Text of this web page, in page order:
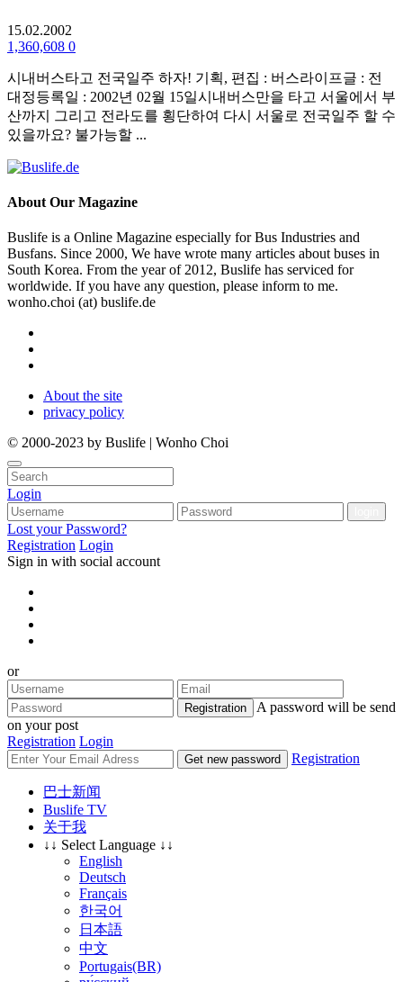
15.02.2002
1,360,608 0
시내버스타고 전국일주 하자! 기획, 편집 : 버스라이프글 : 전
대정등록일 : 2002년 02월 15일시내버스만을 타고 서울에서 부
산까지 그리고 전라도를 횡단하여 다시 서울로 전국일주 할 수
있을까요? 불가능할 ...
About Our Magazine
Buslife is a Online Magazine especially for Bus Industries and
Busfans. Since 2000, We have wrote many articles about buses in
South Korea. From the year of 2012, Buslife has serviced for
worldwide. If you have any question, please inform to me.
wonho.choi (at) buslife.de
About the site
privacy policy
© 2000-2023 by Buslife | Wonho Choi
Login
Lost your Password?
Registration Login
Sign in with social account
or
Registration
A password will be send
on your post
Registration Login
Get new password Registration
巴士新闻
Buslife TV
关于我
↓↓ Select Language ↓↓
English
Deutsch
Français
한국어
日本語
中文
Portugais(BR)